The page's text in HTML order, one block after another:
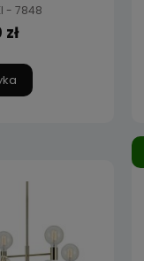
- 7848